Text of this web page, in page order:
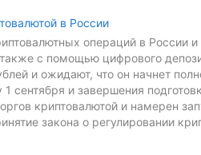
в России
операций в России и
с помощью цифрового
и ожидают, что он начнет
сентября и завершения
криптовалютой и намерен
закона о регулировании